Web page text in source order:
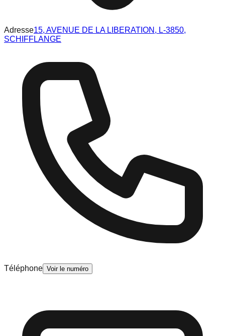
Adresse15, AVENUE DE LA LIBERATION, L-3850,
SCHIFFLANGE
Téléphone Voir le numéro